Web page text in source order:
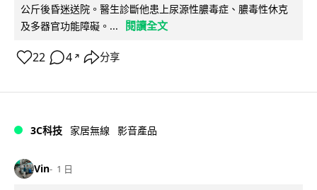
公斤後昏迷送院。醫生診斷他患上尿源性膿毒症、膿毒性休克
及多器官功能障礙。...
閱讀全文
22 4 ↗ 分享
3C科技 家居無線 影音產品
Vin 1 日